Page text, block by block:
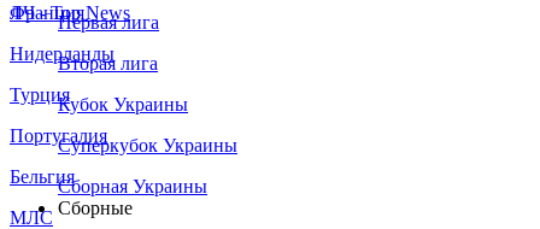
Франция
Нидерланды
Турция
Португалия
Бельгия
МЛС
ЛЧ - Top News
Первая лига
Вторая лига
Кубок Украины
Суперкубок Украины
Сборная Украины
Сборные